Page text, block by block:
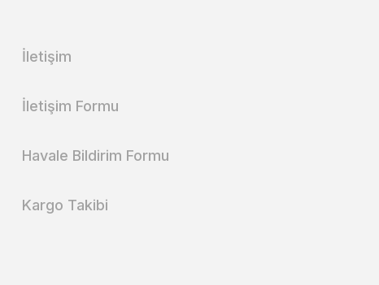
İletişim
İletişim Formu
Havale Bildirim Formu
Kargo Takibi